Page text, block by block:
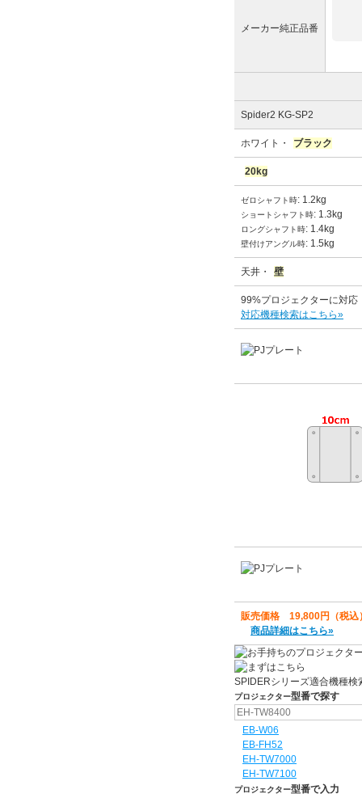
メーカー純正品番
Spider2 KG-SP2
ホワイト・ ブラック
20kg
ゼロシャフト時: 1.2kg
ショートシャフト時: 1.3kg
ロングシャフト時: 1.4kg
壁付けアングル時: 1.5kg
天井・ 壁
99%プロジェクターに対応
対応機種検索はこちら»
販売価格 19,800円（税込
商品詳細はこちら»
SPIDERシリーズ適合機種検
プロジェクター型番で探す
EB-W06
EB-FH52
EH-TW7000
EH-TW7100
プロジェクター型番で入力